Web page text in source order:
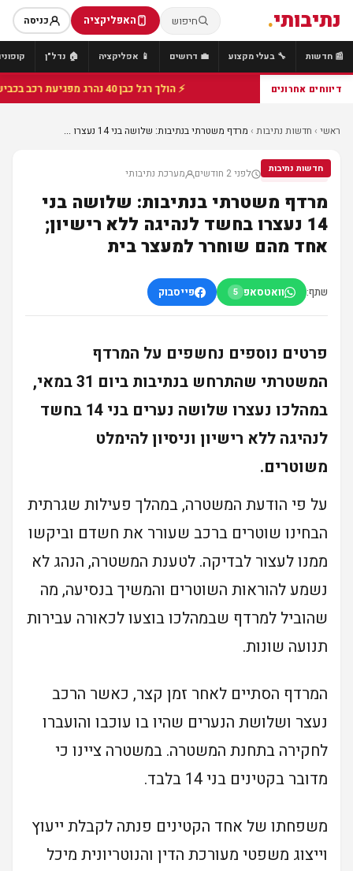
נתיבותי. חיפוש האפליקציה כניסה
📰 חדשות 🔧 בעלי מקצוע 💼 דרושים 📱 אפליקציה 🏠 נדל"ן
דיווחים אחרונים ⚡ הולך רגל כבן 40 נהרג מפגיעת רכב בכביש 25 סמוך לצומת הנשיא, מתנדבי זק"א פועלו בזירה
ראשי › חדשות נתיבות › מרדף משטרתי בנתיבות: שלושה בני 14 נעצרו ...
חדשות נתיבות
חדשות נתיבות לפני 2 חודשים מערכת נתיבותי
מרדף משטרתי בנתיבות: שלושה בני
14 נעצרו בחשד לנהיגה ללא רישיון;
אחד מהם שוחרר למעצר בית
שתף: וואטסאפ 5 פייסבוק
פרטים נוספים נחשפים על המרדף
המשטרתי שהתרחש בנתיבות ביום 31 במאי,
במהלכו נעצרו שלושה נערים בני 14 בחשד
לנהיגה ללא רישיון וניסיון להימלט
משוטרים.
על פי הודעת המשטרה, במהלך פעילות שגרתית
הבחינו שוטרים ברכב שעורר את חשדם וביקשו
ממנו לעצור לבדיקה. לטענת המשטרה, הנהג לא
נשמע להוראות השוטרים והמשיך בנסיעה, מה
שהוביל למרדף שבמהלכו בוצעו לכאורה עבירות
תנועה שונות.
המרדף הסתיים לאחר זמן קצר, כאשר הרכב
נעצר ושלושת הנערים שהיו בו עוכבו והועברו
לחקירה בתחנת המשטרה. במשטרה ציינו כי
מדובר בקטינים בני 14 בלבד.
משפחתו של אחד הקטינים פנתה לקבלת ייעוץ
וייצוג משפטי מעורכת הדין והנוטריונית מיכל